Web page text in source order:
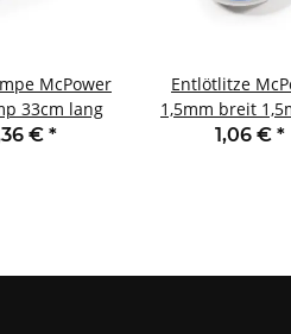
McPower
33cm lang
€ *
Entlötlitze
1,5mm breit
1,06 € *